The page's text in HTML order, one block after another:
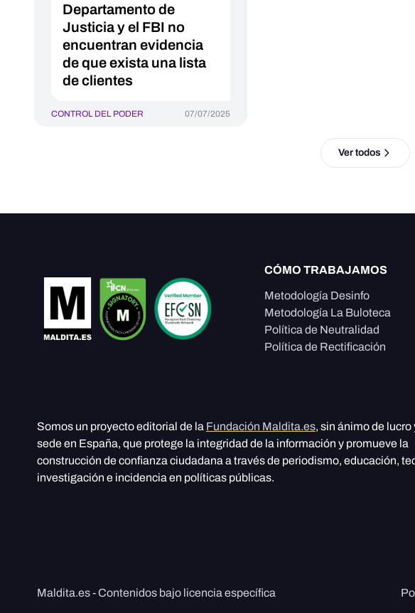
Departamento de
Justicia y el FBI no
encuentran evidencia
de que exista una lista
de clientes
CONTROL DEL PODER 07/07/2025
Ver todos
CÓMO TRABAJAMOS
Metodología Desinfo
Metodología La Buloteca
Política de Neutralidad
Política de Rectificación
Somos un proyecto editorial de la Fundación Maldita.es, sin ánimo de lucro
sede en España, que protege la integridad de la información y promueve la
construcción de confianza ciudadana a través de periodismo, educación,
investigación e incidencia en políticas públicas.
Maldita.es - Contenidos bajo licencia específica